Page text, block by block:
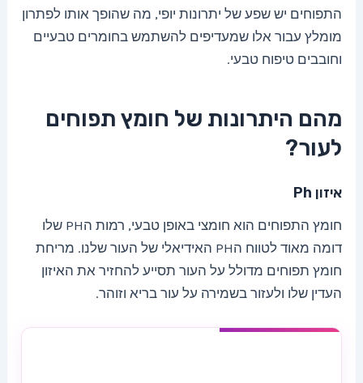
התפוחים יש שפע של יתרונות יופי, מה שהופך אותו לפתרון
מומלץ עבור אלו שמעדיפים להשתמש בחומרים טבעיים
וחובבים טיפוח טבעי.
מהם היתרונות של חומץ תפוחים
לעור?
איזון Ph
חומץ התפוחים הוא חומצי באופן טבעי, רמות הPH שלו
דומה מאוד לטווח הPH האידיאלי של העור שלנו. מריחת
חומץ תפוחים מדולל על העור תסייע להחזיר את האיזון
העדין שלו ולעזור בשמירה על עור בריא וזוהר.